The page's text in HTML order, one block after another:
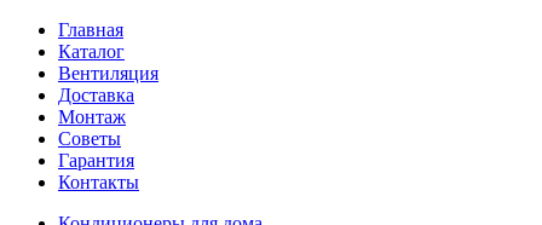
Главная
Каталог
Вентиляция
Доставка
Монтаж
Советы
Гарантия
Контакты